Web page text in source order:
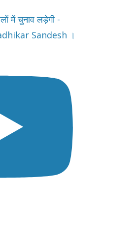
में चुनाव लड़ेगी -
Sandesh ।